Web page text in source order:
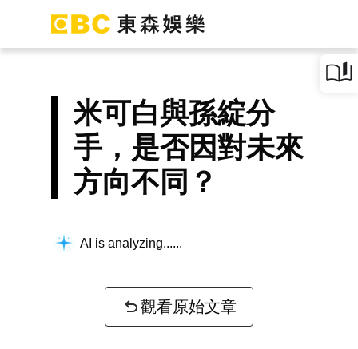
米可白與孫綻分
手，是否因對未來
方向不同？
AI is analyzing...
觀看原始文章